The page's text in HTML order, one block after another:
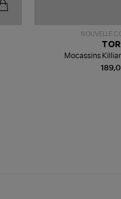
NOUVELLE
Mocassins